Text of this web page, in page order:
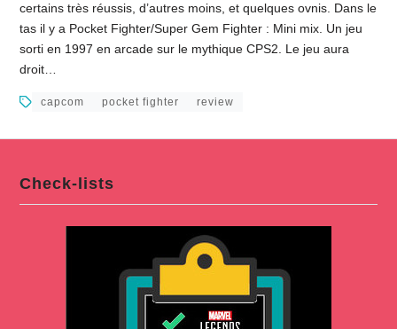
certains très réussis, d’autres moins, et quelques ovnis. Dans le
tas il y a Pocket Fighter/Super Gem Fighter : Mini mix. Un jeu
sorti en 1997 en arcade sur le mythique CPS2. Le jeu aura
droit…
capcom pocket fighter review
Check-lists